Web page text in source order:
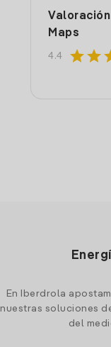
Maps
4.4 starstar
En Iberdrola
nuestras soluciones
del